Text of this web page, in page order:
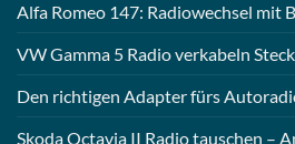
Alfa Romeo 147: Radiowechsel mit
VW Gamma 5 Radio verkabeln
Den richtigen Adapter fürs
Skoda Octavia II Radio tauschen –